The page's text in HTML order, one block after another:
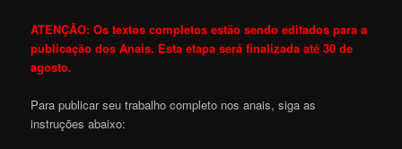
ATENÇÃO: Os textos completos estão sendo editados para a
publicação dos Anais. Esta etapa será finalizada até 30 de
agosto.
Para publicar seu trabalho completo nos anais, siga as
instruções abaixo: